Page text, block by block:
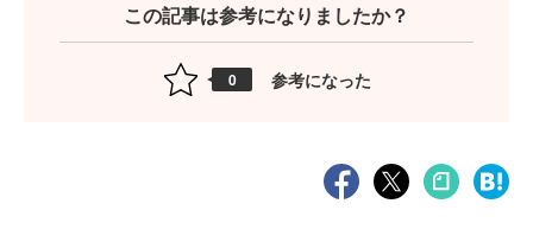
この記事は参考になりましたか？
0 参考になった